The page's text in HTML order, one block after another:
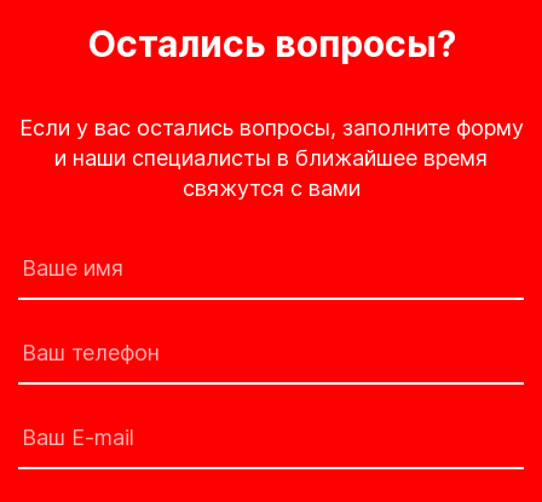
Остались вопросы?
Если у вас остались вопросы, заполните форму
и наши специалисты в ближайшее время
свяжутся с вами